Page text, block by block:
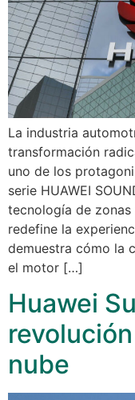
La industria
transformación
uno de los
serie HUAWEI
tecnología de zonas
redefine la
demuestra cómo la
el motor […]
Huawei
nube